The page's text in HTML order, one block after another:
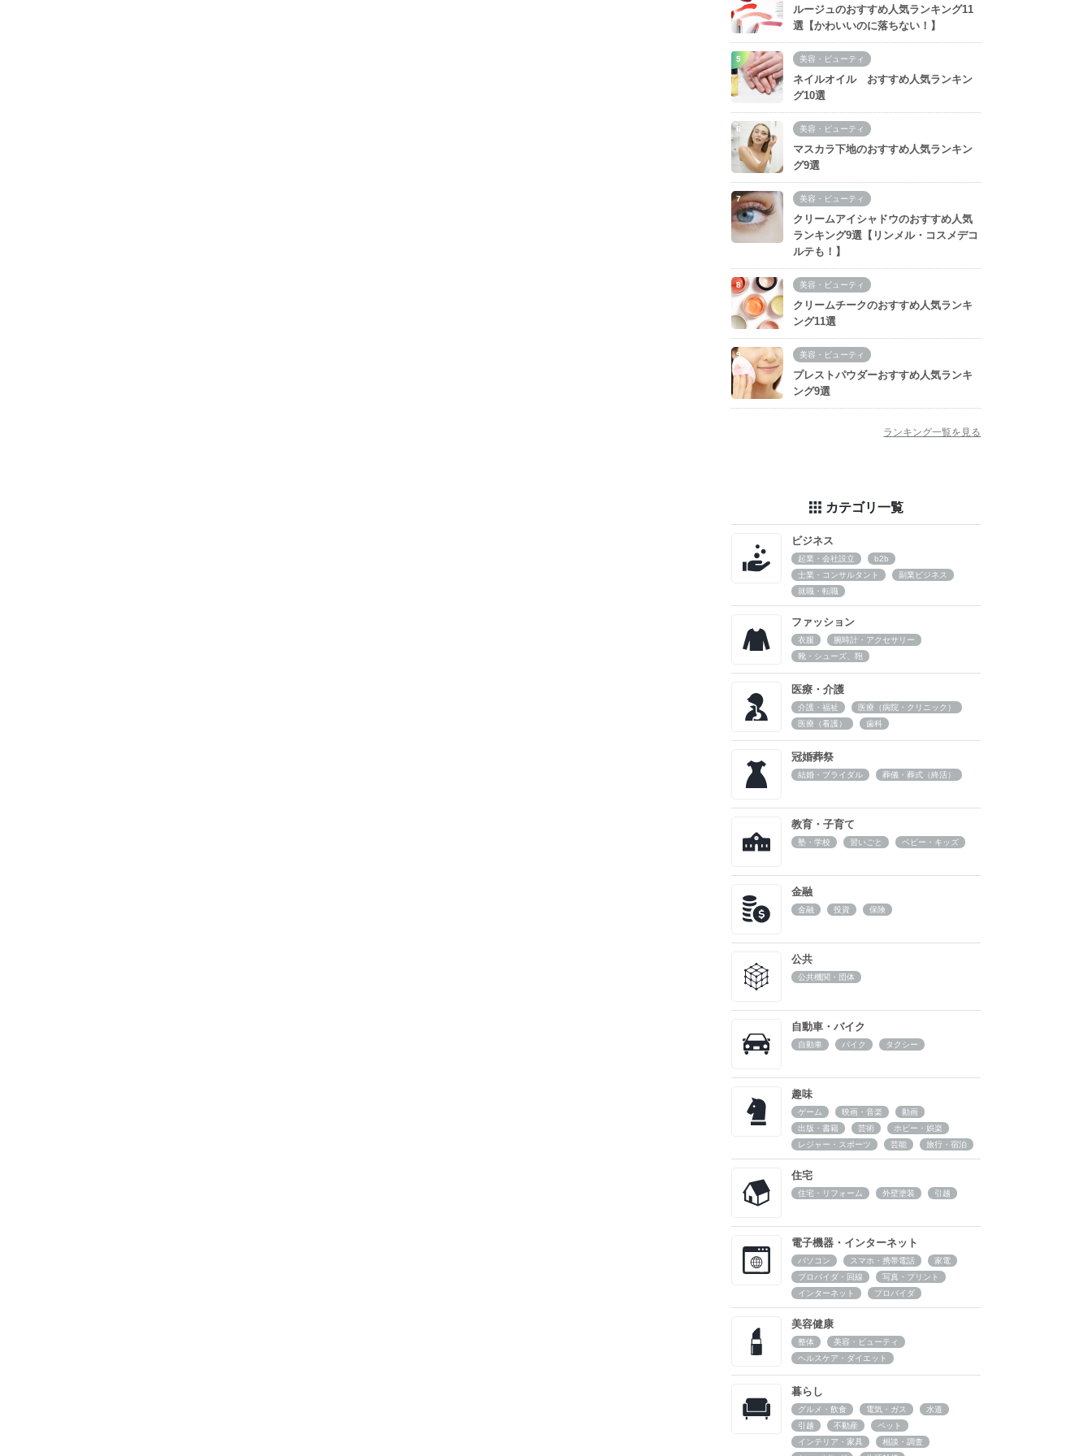
ルージュのおすすめ人気ランキング11
選【かわいいのに落ちない！】
美容・ビューティ
ネイルオイル おすすめ人気ランキン
グ10選
美容・ビューティ
マスカラ下地のおすすめ人気ランキン
グ9選
美容・ビューティ
クリームアイシャドウのおすすめ人気
ランキング9選【リンメル・コスメデコ
ルテも！】
美容・ビューティ
クリームチークのおすすめ人気ランキ
ング11選
美容・ビューティ
プレストパウダーおすすめ人気ランキ
ング9選
ランキング一覧を見る
カテゴリ一覧
ビジネス
起業・会社設立
b2b
士業・コンサルタント
副業ビジネス
就職・転職
ファッション
衣服
腕時計・アクセサリー
靴・シューズ、鞄
医療・介護
介護・福祉
医療（病院・クリニック）
医療（看護）
歯科
冠婚葬祭
結婚・ブライダル 葬儀・葬式（終活）
教育・子育て
塾・学校 習いごと ベビー・キッズ
金融
金融 投資 保険
公共
公共機関・団体
自動車・バイク
自動車 バイク タクシー
趣味
ゲーム 映画・音楽
動画
出版・書籍
芸術
ホビー・娯楽
レジャー・スポーツ
芸能 旅行・宿泊
住宅
住宅・リフォーム 外壁塗装 引越
電子機器・インターネット
パソコン スマホ・携帯電話
家電
プロバイダ・回線
写真・プリント
インターネット
プロバイダ
美容健康
整体
美容・ビューティ
ヘルスケア・ダイエット
暮らし
グルメ・飲食 電気・ガス
水道
引越
不動産
ペット
インテリア・家具
相談・調査